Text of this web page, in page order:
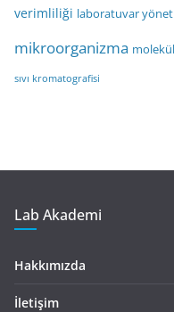
verimliliği laboratuvar
mikroorganizma
sıvı kromatografisi
Lab Akademi
Hakkımızda
İletişim